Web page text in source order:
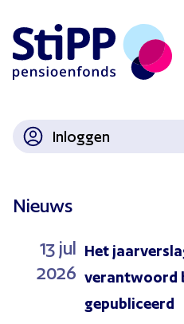
Inloggen
Nieuws
13 jul
2026
Het
verantwoord
gepubliceerd